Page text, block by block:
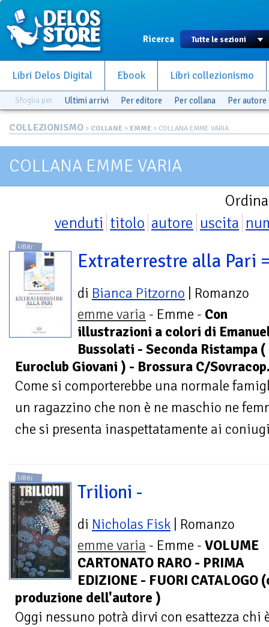
Ricerca
Libri Delos Digital Ebook Libri collezionismo
Sfoglia per Ultimi arrivi Per editore Per collana Per autore
COLLEZIONISMO > COLLANE > EMME > COLLANA EMME VARIA
COLLANA EMME VARIA
venduti titolo autore uscita
LIBRI
Extraterrestre alla Pari
di Bianca Pitzorno | Romanzo
emme varia - Emme - Con
illustrazioni a colori di
Bussolati - Seconda Ristampa
Euroclub Giovani ) - Brossura C/
Come si comporterebbe una normale
un ragazzino che non è ne maschio ne
che si presenta inaspettatamente ai
LIBRI
Trilioni -
di Nicholas Fisk | Romanzo
emme varia - Emme - VOLUME
CARTONATO RARO - PRIMA
EDIZIONE - FUORI
produzione dell'autore )
Oggi nessuno potrà dirvi con esattezza chi